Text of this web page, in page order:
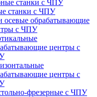
станки с ЧПУ
осевые обрабатывающие
с ЧПУ
центры с
центры с
фрезерные с ЧПУ